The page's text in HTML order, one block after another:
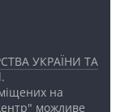
УКРАЇНИ ТА
на
можливе